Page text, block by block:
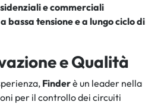
e commerciali
bassa tensione e a lungo ciclo di
e Qualità
Finderè un leader nella
per il controllo dei circuiti